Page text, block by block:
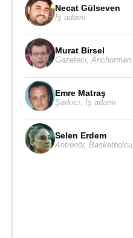
Necat Gülseven
İş adamı
Murat Birsel
Gazeteci Anchorman
Emre Matraş
Şarkıcı İş adamı
Selen Erdem
Antrenör, Basketbolcu